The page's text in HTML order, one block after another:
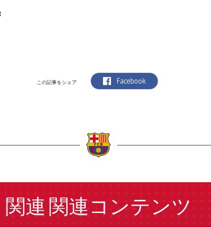
この記事をシェア label.aria.facebook
Facebook
関連 関連コンテンツ